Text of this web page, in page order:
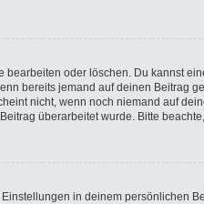
oder löschen. Du kannst
bereits jemand auf deinen Beitrag
nicht, wenn noch niemand auf
überarbeitet wurde. Bitte
in deinem persönlichen